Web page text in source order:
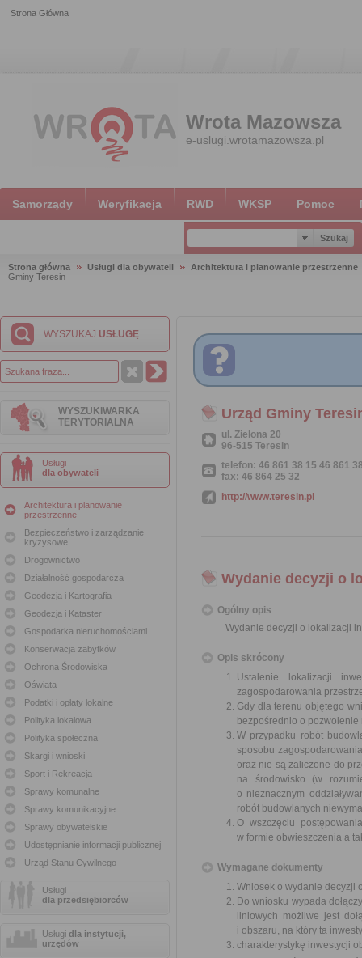
Strona Główna
Wrota Mazowsza
e-uslugi.wrotamazowsza.pl
Samorządy Weryfikacja RWD WKSP Pomoc
Strona główna Usługi dla obywateli
Architektura i planowanie przestrzenne
Gminy Teresin
WYSZUKAJ USŁUGĘ
WYSZUKIWARKA
TERYTORIALNA
Usługi
dla obywateli
Architektura i planowanie
przestrzenne
Bezpieczeństwo i zarządzanie
kryzysowe
Drogownictwo
Działalność gospodarcza
Geodezja i Kartografia
Geodezja i Kataster
Gospodarka nieruchomościami
Konserwacja zabytków
Ochrona Środowiska
Oświata
Podatki i opłaty lokalne
Polityka lokalowa
Polityka społeczna
Skargi i wnioski
Sport i Rekreacja
Sprawy komunalne
Sprawy komunikacyjne
Sprawy obywatelskie
Udostępnianie informacji publicznej
Urząd Stanu Cywilnego
Usługi
dla przedsiębiorców
Usługi dla instytucji,
urzędów
Urząd Gminy
ul. Zielona 20
96-515 Teresin
telefon: 46 861 38 15 46 861
fax: 46 864 25 32
http://www.teresin.pl
Wydanie decyzji o
Ogólny opis
Wydanie decyzji o lokalizacji
Opis skrócony
Ustalenie lokalizacji
zagospodarowania
Gdy dla terenu objętego
bezpośrednio o
W przypadku robót
sposobu
oraz nie są zaliczone do
na środowisko (w
o nieznacznym
robót budowlanych
O wszczęciu
w formie obwieszczenia a
Wymagane dokumenty
Wniosek o wydanie decyzji
Do wniosku wypada
liniowych możliwe jest
i obszaru, na który ta
charakterystykę inwestycji